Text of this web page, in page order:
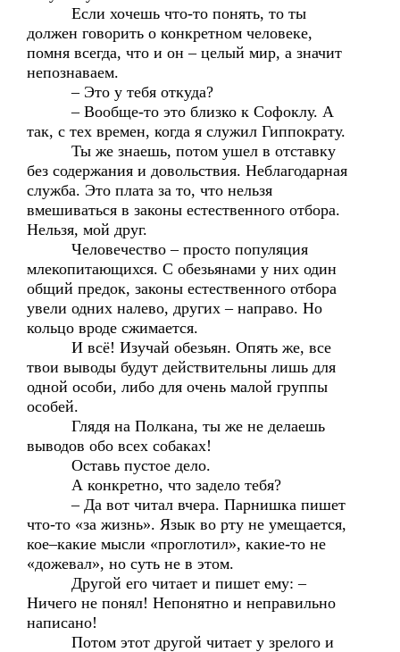
Если хочешь что-то понять, то ты
должен говорить о конкретном человеке,
помня всегда, что и он – целый мир, а значит
непознаваем.
– Это у тебя откуда?
– Вообще-то это близко к Софоклу. А
так, с тех времен, когда я служил Гиппократу.
Ты же знаешь, потом ушел в отставку
без содержания и довольствия. Неблагодарная
служба. Это плата за то, что нельзя
вмешиваться в законы естественного отбора.
Нельзя, мой друг.
Человечество – просто популяция
млекопитающихся. С обезьянами у них один
общий предок, законы естественного отбора
увели одних налево, других – направо. Но
кольцо вроде сжимается.
И всё! Изучай обезьян. Опять же, все
твои выводы будут действительны лишь для
одной особи, либо для очень малой группы
особей.
Глядя на Полкана, ты же не делаешь
выводов обо всех собаках!
Оставь пустое дело.
А конкретно, что задело тебя?
– Да вот читал вчера. Парнишка пишет
что-то «за жизнь». Язык во рту не умещается,
кое–какие мысли «проглотил», какие-то не
«дожевал», но суть не в этом.
Другой его читает и пишет ему: –
Ничего не понял! Непонятно и неправильно
написано!
Потом этот другой читает у зрелого и